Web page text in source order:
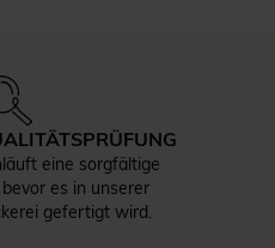
eine sorgfältige
es in unserer
gefertigt wird.